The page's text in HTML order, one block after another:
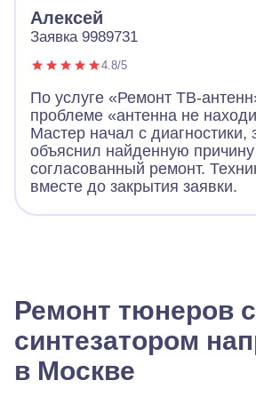
Алексей
Заявка 9989731
4.8/5
По услуге «Ремонт ТВ-
проблеме «антенна не
Мастер начал с диагностики,
объяснил найденную
согласованный ремонт.
вместе до закрытия заявки.
Ремонт тюнеров с
синтезатором
в Москве